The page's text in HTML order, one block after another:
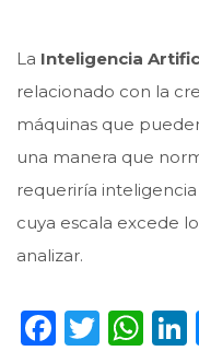
La Inteligencia
relacionado con la
máquinas que
una manera que
requeriría
cuya escala excede
analizar.